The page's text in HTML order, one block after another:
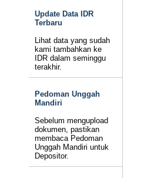
Update Data IDR
Terbaru
Lihat data yang sudah
kami tambahkan ke
IDR dalam seminggu
terakhir.
Pedoman Unggah
Mandiri
Sebelum mengupload
dokumen, pastikan
membaca Pedoman
Unggah Mandiri untuk
Depositor.